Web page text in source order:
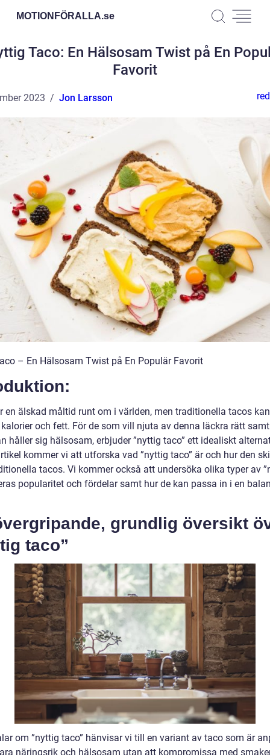
MOTIONFÖRALLA.se
Taco: En Hälsosam Twist på En
Favorit
2023 Jon Larsson
– En Hälsosam Twist på En Populär Favorit
en älskad måltid runt om i världen, men traditionella tacos
och fett. För de som vill njuta av denna läckra rätt
håller sig hälsosam, erbjuder ”nyttig taco” ett idealiskt
kommer vi att utforska vad ”nyttig taco” är och hur den
tacos. Vi kommer också att undersöka olika typer av
popularitet och fördelar samt hur de kan passa in i en
grundlig översikt
taco”
om ”nyttig taco” hänvisar vi till en variant av taco som är
näringsrik och hälsosam utan att kompromissa med